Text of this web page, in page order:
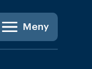
Meny